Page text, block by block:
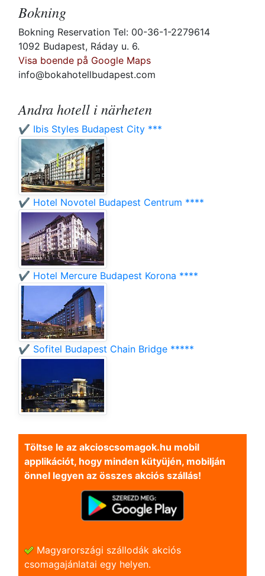
Bokning
Bokning Reservation Tel: 00-36-1-2279614
1092 Budapest, Ráday u. 6.
Visa boende på Google Maps
info@bokahotellbudapest.com
Andra hotell i närheten
✔️ Ibis Styles Budapest City ***
✔️ Hotel Novotel Budapest Centrum ****
✔️ Hotel Mercure Budapest Korona ****
✔️ Sofitel Budapest Chain Bridge *****
Töltse le az akcioscsomagok.hu mobil
applikációt, hogy minden kütyüjén, mobilján
önnel legyen az összes akciós szállás!
Magyarországi szállodák akciós
csomagajánlatai egy helyen.